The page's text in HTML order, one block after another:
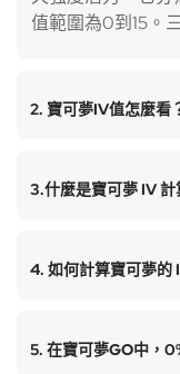
值範圍為0到15。
2. 寶可夢IV值怎麼看
3.什麼是寶可夢 IV 計
4. 如何計算寶可夢的
5. 在寶可夢GO中，